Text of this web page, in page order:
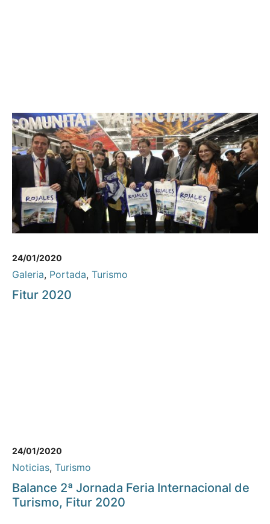
24/01/2020
Galeria, Portada, Turismo
Fitur 2020
24/01/2020
Noticias, Turismo
Balance 2ª Jornada Feria Internacional de
Turismo, Fitur 2020